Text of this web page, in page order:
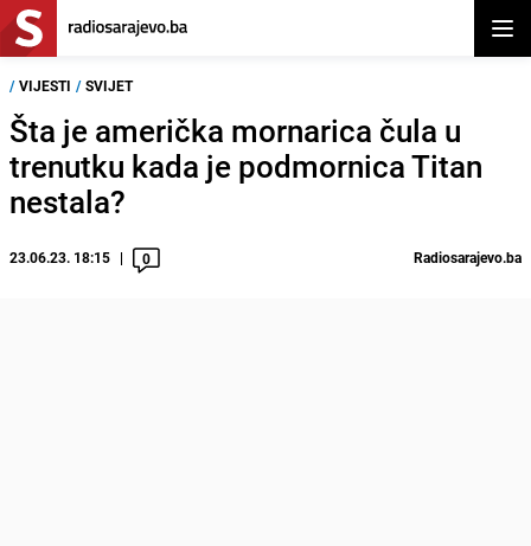
/ VIJESTI / SVIJET
Šta je američka mornarica čula u
trenutku kada je podmornica Titan
nestala?
23.06.23. 18:15 0 Radiosarajevo.ba